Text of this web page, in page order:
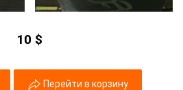
10 $
Перейти в корзину